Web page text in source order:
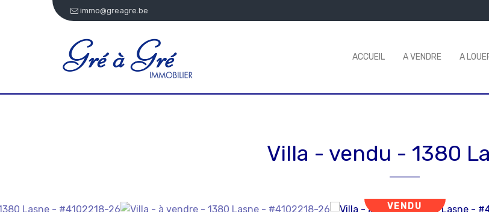
immo@greagre.be
ACCUEIL A VENDRE A
Villa - vendu - 1380
VENDU